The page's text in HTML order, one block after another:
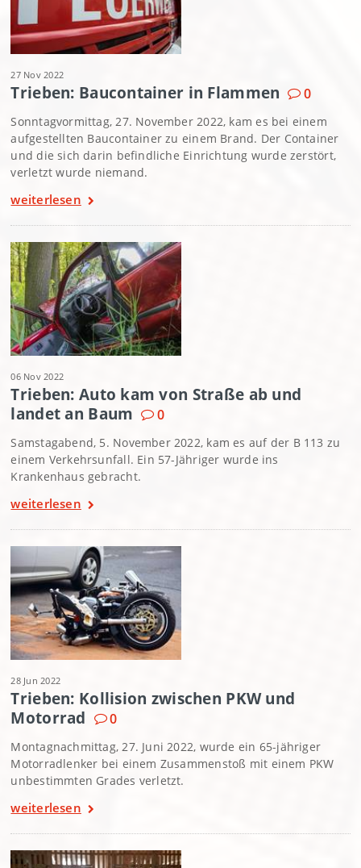
27 Nov 2022
Trieben: Baucontainer in Flammen 0
Sonntagvormittag, 27. November 2022, kam es bei einem
aufgestellten Baucontainer zu einem Brand. Der Container
und die sich darin befindliche Einrichtung wurde zerstört,
verletzt wurde niemand.
weiterlesen
06 Nov 2022
Trieben: Auto kam von Straße ab und
landet an Baum
0
Samstagabend, 5. November 2022, kam es auf der B 113 zu
einem Verkehrsunfall. Ein 57-Jähriger wurde ins
Krankenhaus gebracht.
weiterlesen
28 Jun 2022
Trieben: Kollision zwischen PKW und
Motorrad
0
Montagnachmittag, 27. Juni 2022, wurde ein 65-jähriger
Motorradlenker bei einem Zusammenstoß mit einem PKW
unbestimmten Grades verletzt.
weiterlesen